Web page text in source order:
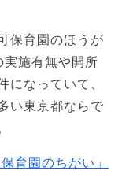
保育園のほうが
実施有無や開所
になっていて、
い東京都ならで
育園のちがい」